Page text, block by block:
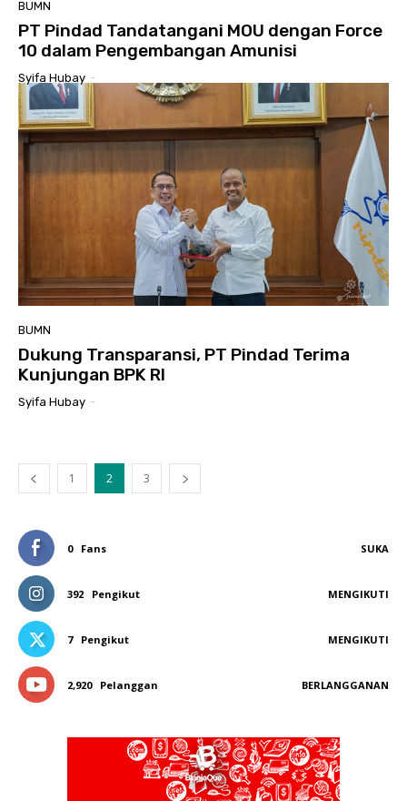
BUMN
PT Pindad Tandatangani MOU dengan Force
10 dalam Pengembangan Amunisi
Syifa Hubay -
BUMN
Dukung Transparansi, PT Pindad Terima
Kunjungan BPK RI
Syifa Hubay -
1 2 3
0 Fans SUKA
392 Pengikut MENGIKUTI
7 Pengikut MENGIKUTI
2,920 Pelanggan BERLANGGANAN